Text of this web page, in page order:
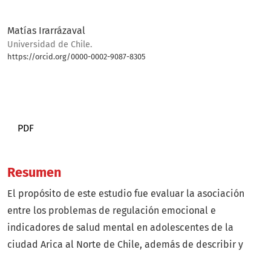
Matías Irarrázaval
Universidad de Chile.
https://orcid.org/0000-0002-9087-8305
PDF
Resumen
El propósito de este estudio fue evaluar la asociación
entre los problemas de regulación emocional e
indicadores de salud mental en adolescentes de la
ciudad Arica al Norte de Chile, además de describir y